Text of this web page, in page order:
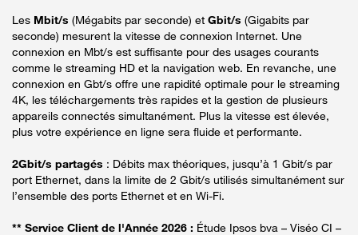
Les Mbit/s (Mégabits par seconde) et Gbit/s (Gigabits par
seconde) mesurent la vitesse de connexion Internet. Une
connexion en Mbt/s est suffisante pour des usages courants
comme le streaming HD et la navigation web. En revanche, une
connexion en Gbt/s offre une rapidité optimale pour le streaming
4K, les téléchargements très rapides et la gestion de plusieurs
appareils connectés simultanément. Plus la vitesse est élevée,
plus votre expérience en ligne sera fluide et performante.
2Gbit/s partagés : Débits max théoriques, jusqu’à 1 Gbit/s par
port Ethernet, dans la limite de 2 Gbit/s utilisés simultanément sur
l’ensemble des ports Ethernet et en Wi-Fi.
** Service Client de l'Année 2026 : Étude Ipsos bva – Viséo CI –